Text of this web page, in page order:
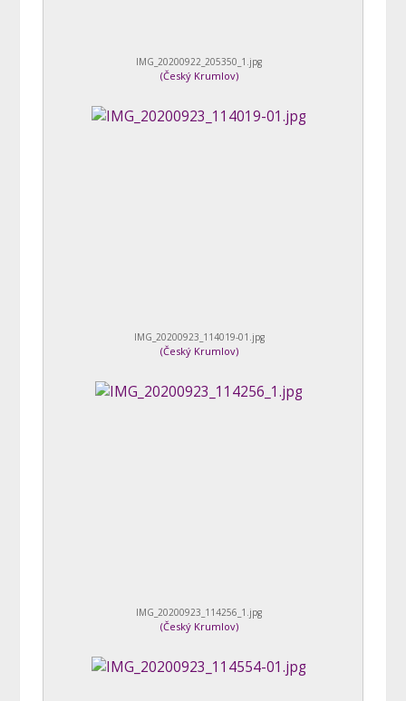
IMG_20200922_205350_1.jpg
(Český Krumlov)
IMG_20200923_114019-01.jpg
(Český Krumlov)
IMG_20200923_114256_1.jpg
(Český Krumlov)